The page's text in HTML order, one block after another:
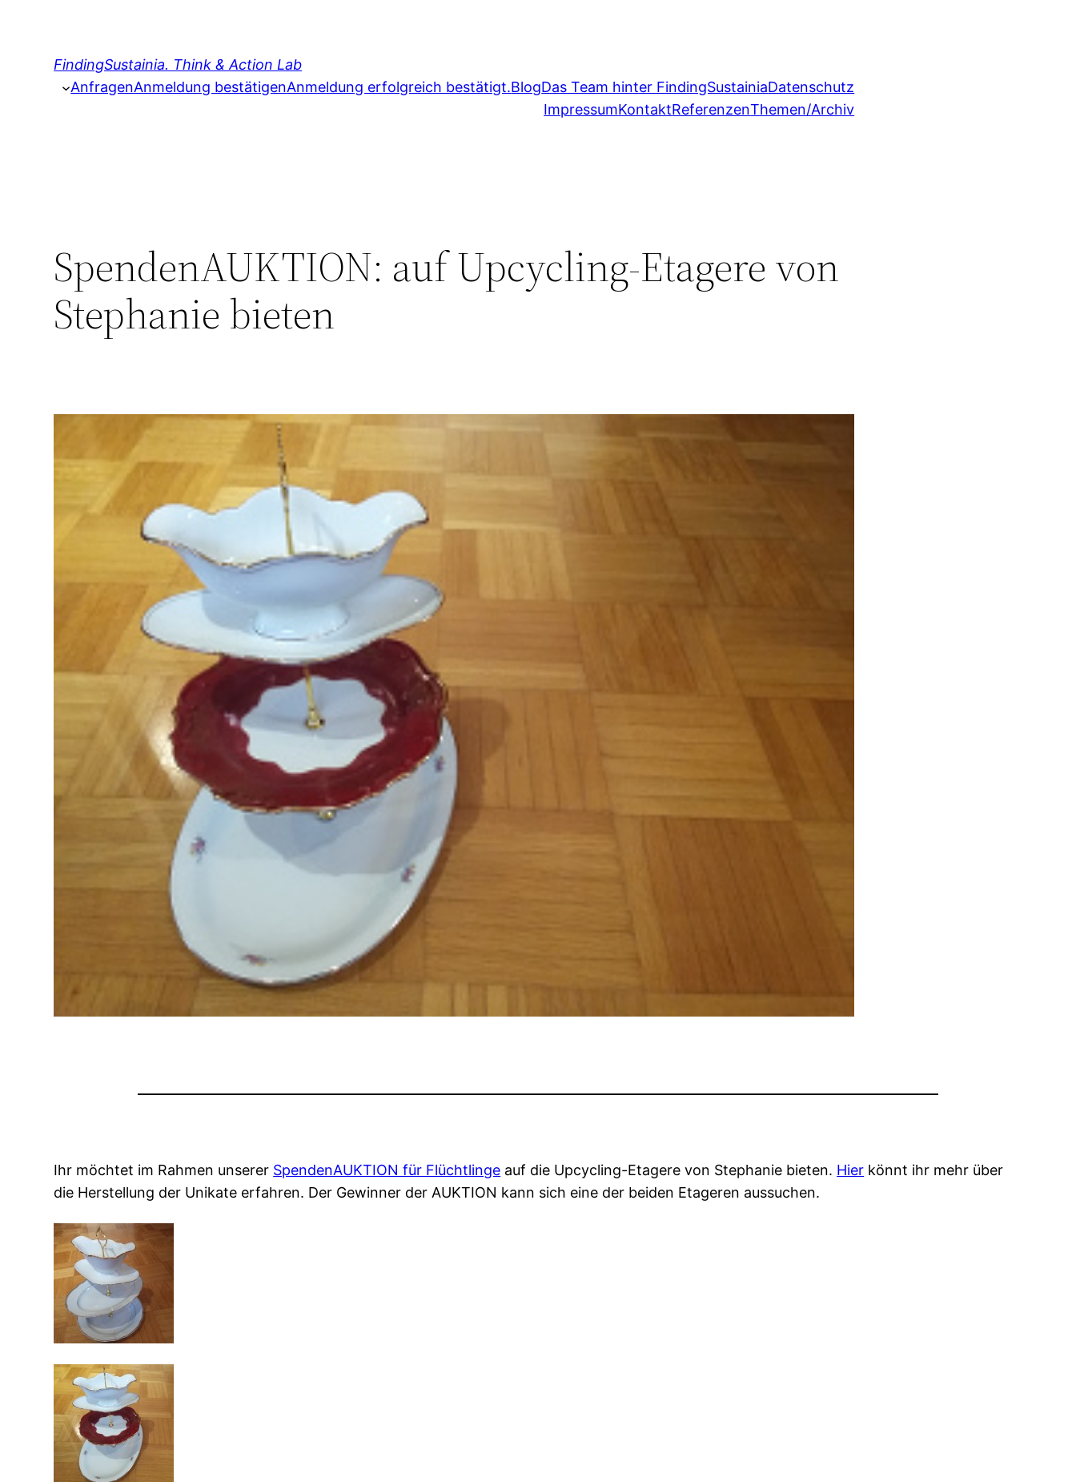
FindingSustainia. Think & Action Lab
AnfragenAnmeldung bestätigenAnmeldung erfolgreich bestätigt.BlogDas Team hinter FindingSustainiaDatenschutz
ImpressumKontaktReferenzenThemen/Archiv
SpendenAUKTION: auf Upcycling-Etagere von
Stephanie bieten
Ihr möchtet im Rahmen unserer SpendenAUKTION für Flüchtlinge auf die Upcycling-Etagere von Stephanie bieten. Hier könnt ihr mehr über
die Herstellung der Unikate erfahren. Der Gewinner der AUKTION kann sich eine der beiden Etageren aussuchen.